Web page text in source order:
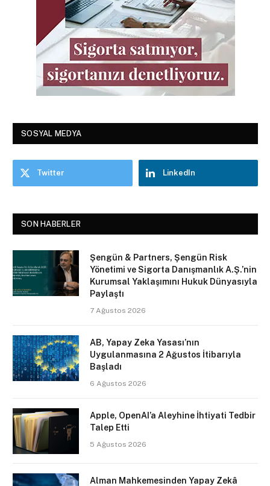
SOSYAL MEDYA
Twitter LinkedIn
SON HABERLER
Şengün & Partners, Şengün Risk
Yönetimi ve Sigorta Danışmanlık A.Ş.’nin
Kurumsal Yaklaşımını Hukuk Dünyasıyla
Paylaştı
7 Ağustos 2026
AB, Yapay Zeka Yasası’nın
Uygulanmasına 2 Ağustos İtibarıyla
Başladı
6 Ağustos 2026
Apple, OpenAI’a Aleyhine İhtiyati Tedbir
Talep Etti
5 Ağustos 2026
Alman Mahkemesinden Yapay Zekâ